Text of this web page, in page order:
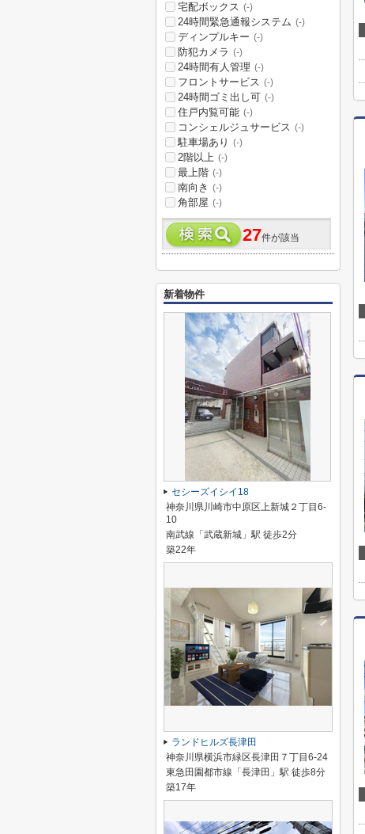
宅配ボックス (-)
24時間緊急通報システム (-)
ディンプルキー (-)
防犯カメラ (-)
24時間有人管理 (-)
フロントサービス (-)
24時間ゴミ出し可 (-)
住戸内覧可能 (-)
コンシェルジュサービス (-)
駐車場あり (-)
2階以上 (-)
最上階 (-)
南向き (-)
角部屋 (-)
27件が該当
新着物件
セシーズイシイ18
神奈川県川崎市中原区上新城２丁目6-
10
南武線「武蔵新城」駅 徒歩2分
築22年
ランドヒルズ長津田
神奈川県横浜市緑区長津田７丁目6-24
東急田園都市線「長津田」駅 徒歩8分
築17年